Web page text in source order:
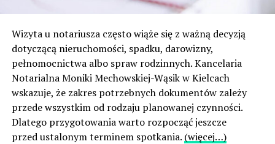
Wizyta u notariusza często wiąże się z ważną decyzją
dotyczącą nieruchomości, spadku, darowizny,
pełnomocnictwa albo spraw rodzinnych. Kancelaria
Notarialna Moniki Mechowskiej-Wąsik w Kielcach
wskazuje, że zakres potrzebnych dokumentów zależy
przede wszystkim od rodzaju planowanej czynności.
Dlatego przygotowania warto rozpocząć jeszcze
przed ustalonym terminem spotkania. (więcej…)